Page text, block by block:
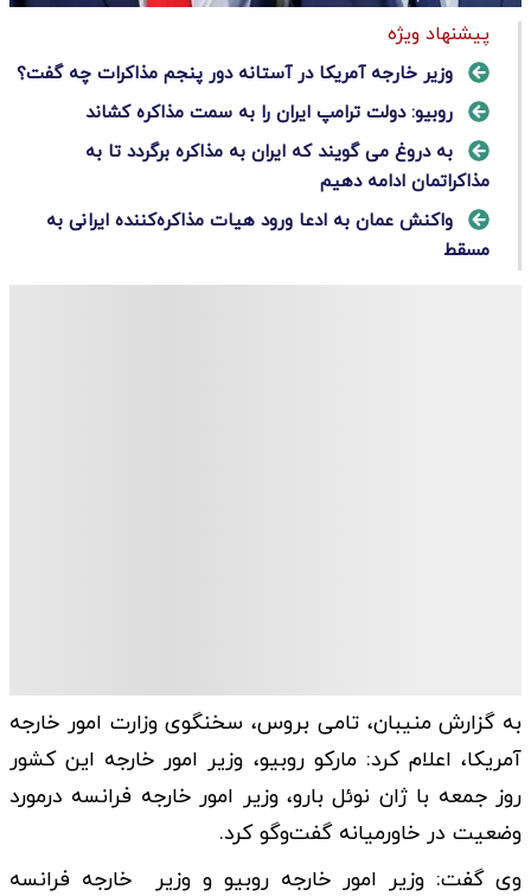
پیشنهاد ویژه
وزیر خارجه آمریکا در آستانه دور پنجم مذاکرات چه گفت؟
روبیو: دولت ترامپ ایران را به سمت مذاکره کشاند
به دروغ می گویند که ایران به مذاکره برگردد تا به
مذاکراتمان ادامه دهیم
واکنش عمان به ادعا ورود هیات مذاکره‌کننده ایرانی به
مسقط
به گزارش منیبان، تامی بروس، سخنگوی وزارت امور خارجه
آمریکا، اعلام کرد: مارکو روبیو، وزیر امور خارجه این کشور
روز جمعه با ژان نوئل بارو، وزیر امور خارجه فرانسه درمورد
وضعیت در خاورمیانه گفت‌وگو کرد.
وی گفت: وزیر امور خارجه روبیو و وزیر خارجه فرانسه